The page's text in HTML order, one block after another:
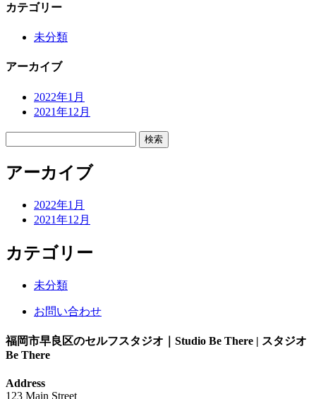
カテゴリー
未分類
アーカイブ
2022年1月
2021年12月
アーカイブ
2022年1月
2021年12月
カテゴリー
未分類
お問い合わせ
福岡市早良区のセルフスタジオ｜Studio Be There | スタジオ
Be There
Address
123 Main Street